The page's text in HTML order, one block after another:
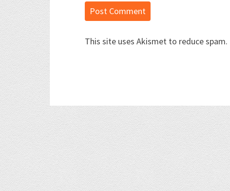
This site uses Akismet to reduce spam.